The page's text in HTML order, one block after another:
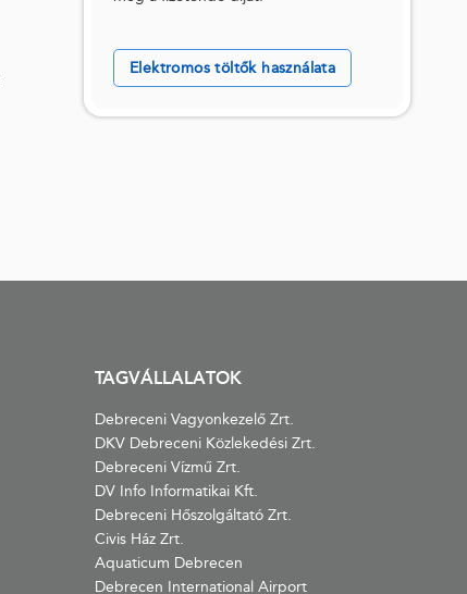
Elektromos töltők használata
TAGVÁLLALATOK
Debreceni Vagyonkezelő Zrt.
DKV Debreceni Közlekedési Zrt.
Debreceni Vízmű Zrt.
DV Info Informatikai Kft.
Debreceni Hőszolgáltató Zrt.
Civis Ház Zrt.
Aquaticum Debrecen
Debrecen International Airport